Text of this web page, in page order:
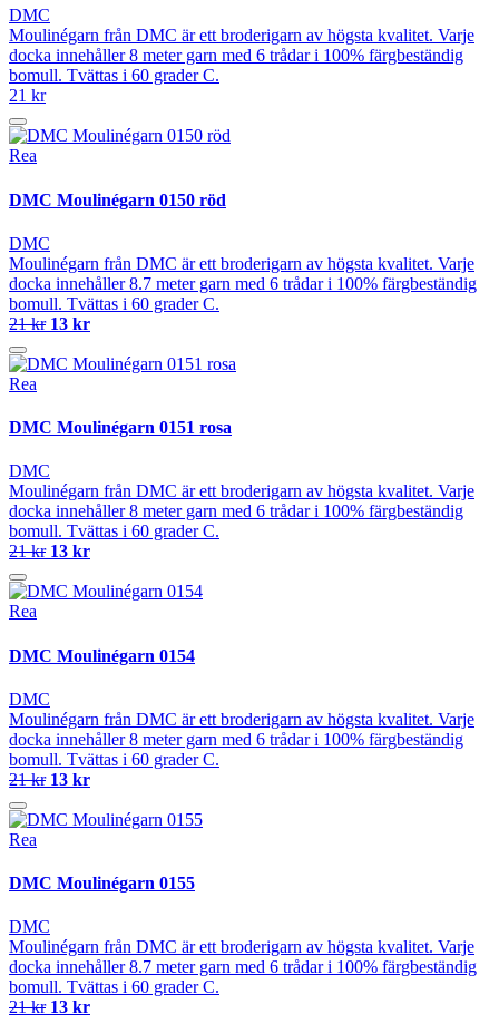
DMC
Moulinégarn från DMC är ett broderigarn av högsta kvalitet. Varje
docka innehåller 8 meter garn med 6 trådar i 100% färgbeständig
bomull. Tvättas i 60 grader C.
21 kr
Rea
DMC Moulinégarn 0150 röd
DMC
Moulinégarn från DMC är ett broderigarn av högsta kvalitet. Varje
docka innehåller 8.7 meter garn med 6 trådar i 100% färgbeständig
bomull. Tvättas i 60 grader C.
21 kr 13 kr
Rea
DMC Moulinégarn 0151 rosa
DMC
Moulinégarn från DMC är ett broderigarn av högsta kvalitet. Varje
docka innehåller 8 meter garn med 6 trådar i 100% färgbeständig
bomull. Tvättas i 60 grader C.
21 kr 13 kr
Rea
DMC Moulinégarn 0154
DMC
Moulinégarn från DMC är ett broderigarn av högsta kvalitet. Varje
docka innehåller 8 meter garn med 6 trådar i 100% färgbeständig
bomull. Tvättas i 60 grader C.
21 kr 13 kr
Rea
DMC Moulinégarn 0155
DMC
Moulinégarn från DMC är ett broderigarn av högsta kvalitet. Varje
docka innehåller 8.7 meter garn med 6 trådar i 100% färgbeständig
bomull. Tvättas i 60 grader C.
21 kr 13 kr